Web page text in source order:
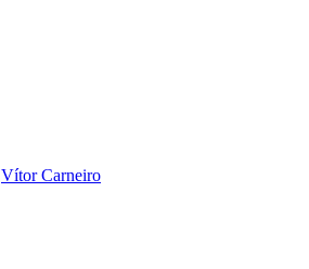
Vítor Carneiro